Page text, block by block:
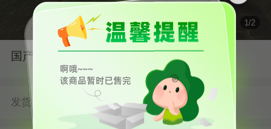
1/2
国产品牌二手独立桌员工办公桌白
发货 第二树广州仓 发货并提供售后服务